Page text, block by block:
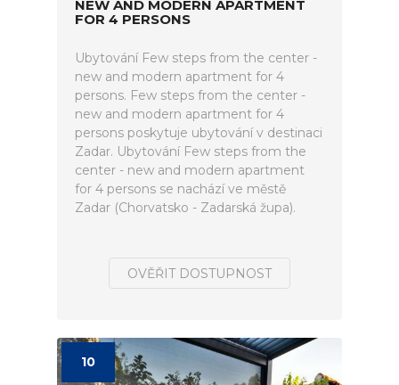
NEW AND MODERN APARTMENT
FOR 4 PERSONS
Ubytování Few steps from the center -
new and modern apartment for 4
persons. Few steps from the center -
new and modern apartment for 4
persons poskytuje ubytování v destinaci
Zadar. Ubytování Few steps from the
center - new and modern apartment
for 4 persons se nachází ve městě
Zadar (Chorvatsko - Zadarská župa).
OVĚŘIT DOSTUPNOST
10